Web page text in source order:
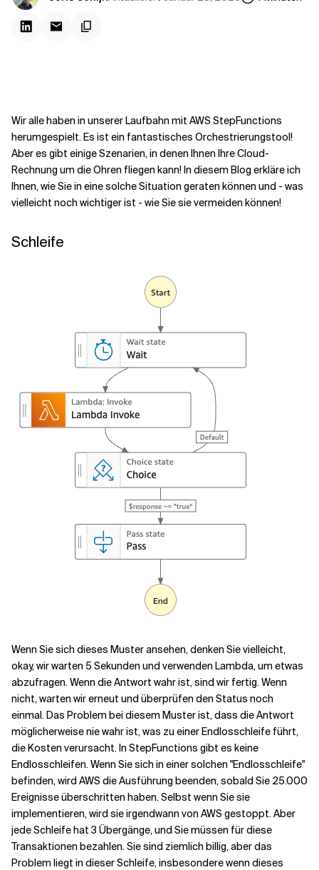
Verwandte Themen
Wir alle haben in unserer Laufbahn mit AWS StepFunctions
herumgespielt. Es ist ein fantastisches Orchestrierungstool!
Aber es gibt einige Szenarien, in denen Ihnen Ihre Cloud-
Rechnung um die Ohren fliegen kann! In diesem Blog erkläre ich
Ihnen, wie Sie in eine solche Situation geraten können und - was
vielleicht noch wichtiger ist - wie Sie sie vermeiden können!
Schleife
Wenn Sie sich dieses Muster ansehen, denken Sie vielleicht,
okay, wir warten 5 Sekunden und verwenden Lambda, um etwas
abzufragen. Wenn die Antwort wahr ist, sind wir fertig. Wenn
nicht, warten wir erneut und überprüfen den Status noch
einmal. Das Problem bei diesem Muster ist, dass die Antwort
möglicherweise nie wahr ist, was zu einer Endlosschleife führt,
die Kosten verursacht. In StepFunctions gibt es keine
Endlosschleifen. Wenn Sie sich in einer solchen "Endlosschleife"
befinden, wird AWS die Ausführung beenden, sobald Sie 25.000
Ereignisse überschritten haben. Selbst wenn Sie sie
implementieren, wird sie irgendwann von AWS gestoppt. Aber
jede Schleife hat 3 Übergänge, und Sie müssen für diese
Transaktionen bezahlen. Sie sind ziemlich billig, aber das
Problem liegt in dieser Schleife, insbesondere wenn dieses